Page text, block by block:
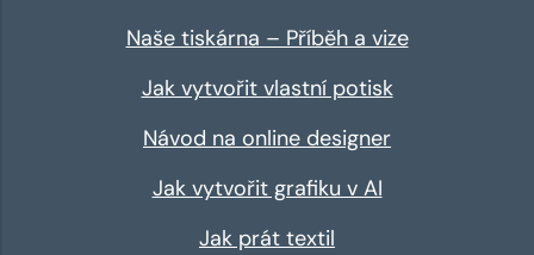
Naše tiskárna – Příběh a vize
Jak vytvořit vlastní potisk
Návod na online designer
Jak vytvořit grafiku v AI
Jak prát textil